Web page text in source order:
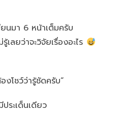
นมา 6 หน้าเต็มครับ
ลยว่าจะวิจัยเรื่องอะไร
งโชว์ว่ารู้ชัดครับ”
ระเด็นเดียว